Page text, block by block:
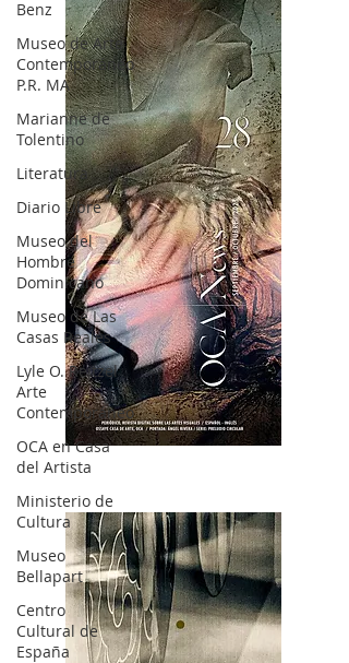
Benz
Museo de Arte
Contemporáneo
P.R. MA
Marianne de
Tolentino
Literatura
Diario Libre
Museo del
Hombre
Dominicano
Museo de Las
Casas Reales
Lyle O. Reitzel
Arte
Contemporáneo
OCA en Casa
del Artista
Ministerio de
Cultura
Museo
Bellapart
Centro
Cultural de
España
OCA|News 28 / Julio-Agosto-Septiembre, 2023